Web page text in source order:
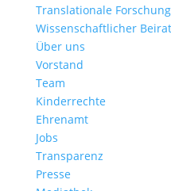
Translationale Forschung
Wissenschaftlicher Beirat
Über uns
Vorstand
Team
Kinderrechte
Ehrenamt
Jobs
Transparenz
Presse